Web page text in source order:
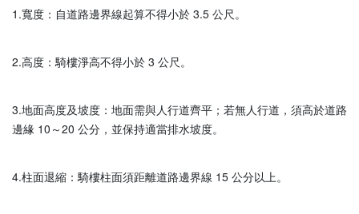
1.寬度：自道路邊界線起算不得小於 3.5 公尺。
2.高度：騎樓淨高不得小於 3 公尺。
3.地面高度及坡度：地面需與人行道齊平；若無人行道，須高於道路
邊緣 10～20 公分，並保持適當排水坡度。
4.柱面退縮：騎樓柱面須距離道路邊界線 15 公分以上。